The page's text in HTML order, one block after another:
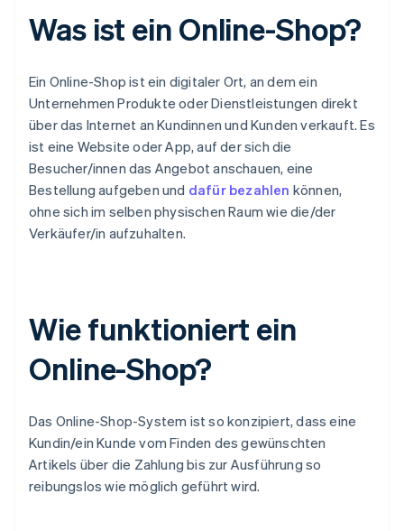
Was ist ein Online-Shop?
Ein Online-Shop ist ein digitaler Ort, an dem ein
Unternehmen Produkte oder Dienstleistungen direkt
über das Internet an Kundinnen und Kunden verkauft. Es
ist eine Website oder App, auf der sich die
Besucher/innen das Angebot anschauen, eine
Bestellung aufgeben und dafür bezahlen können,
ohne sich im selben physischen Raum wie die/der
Verkäufer/in aufzuhalten.
Wie funktioniert ein
Online-Shop?
Das Online-Shop-System ist so konzipiert, dass eine
Kundin/ein Kunde vom Finden des gewünschten
Artikels über die Zahlung bis zur Ausführung so
reibungslos wie möglich geführt wird.